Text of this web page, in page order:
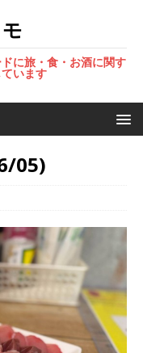
に旅・食・お酒に関す
います
05)